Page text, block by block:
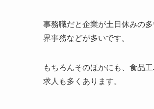
事務職だと企業が土日休みの
界事務などが多いです。
もちろんそのほかにも、食品
求人も多くあります。